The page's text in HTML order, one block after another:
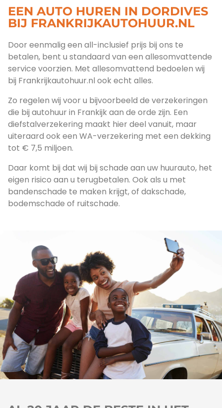
EEN AUTO HUREN IN DORDIVES
BIJ FRANKRIJKAUTOHUUR.NL
Door eenmalig een all-inclusief prijs bij ons te
betalen, bent u standaard van een allesomvattende
service voorzien. Met allesomvattend bedoelen wij
bij Frankrijkautohuur.nl ook echt alles.
Zo regelen wij voor u bijvoorbeeld de verzekeringen
die bij autohuur in Frankijk aan de orde zijn. Een
diefstalverzekering maakt hier deel vanuit, maar
uiteraard ook een WA-verzekering met een dekking
tot € 7,5 miljoen.
Daar komt bij dat wij bij schade aan uw huurauto, het
eigen risico aan u terugbetalen. Ook als u met
bandenschade te maken krijgt, of dakschade,
bodemschade of ruitschade.